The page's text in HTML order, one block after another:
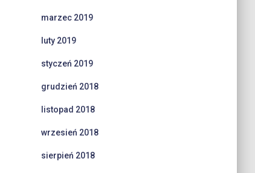
marzec 2019
luty 2019
styczeń 2019
grudzień 2018
listopad 2018
wrzesień 2018
sierpień 2018